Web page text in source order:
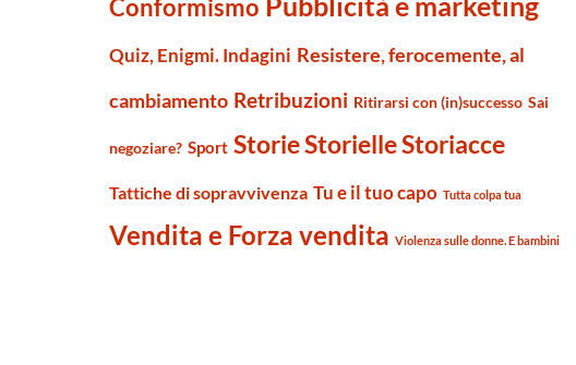
Conformismo
Quiz, Enigmi. Indagini Resistere, ferocemente, al
cambiamento Retribuzioni Ritirarsi con (in)successo Sai
negoziare? Sport Storie Storielle Storiacce
Tattiche di sopravvivenza Tu e il tuo capo Tutta colpa tua
Vendita e Forza vendita Violenza sulle donne. E bambini